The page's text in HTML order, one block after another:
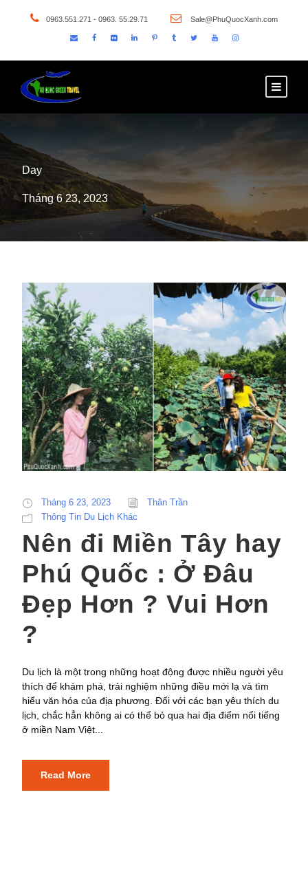
0963.551.271 - 0963. 55.29.71 Sale@PhuQuocXanh.com
Day
Tháng 6 23, 2023
Tháng 6 23, 2023
Thân Trần
Thông Tin Du Lịch Khác
Nên đi Miền Tây hay
Phú Quốc : Ở Đâu
Đẹp Hơn ? Vui Hơn
?
Du lịch là một trong những hoạt động được nhiều người yêu
thích để khám phá, trải nghiệm những điều mới lạ và tìm
hiểu văn hóa của địa phương. Đối với các bạn yêu thích du
lịch, chắc hẳn không ai có thể bỏ qua hai địa điểm nổi tiếng
ở miền Nam Việt...
Read More